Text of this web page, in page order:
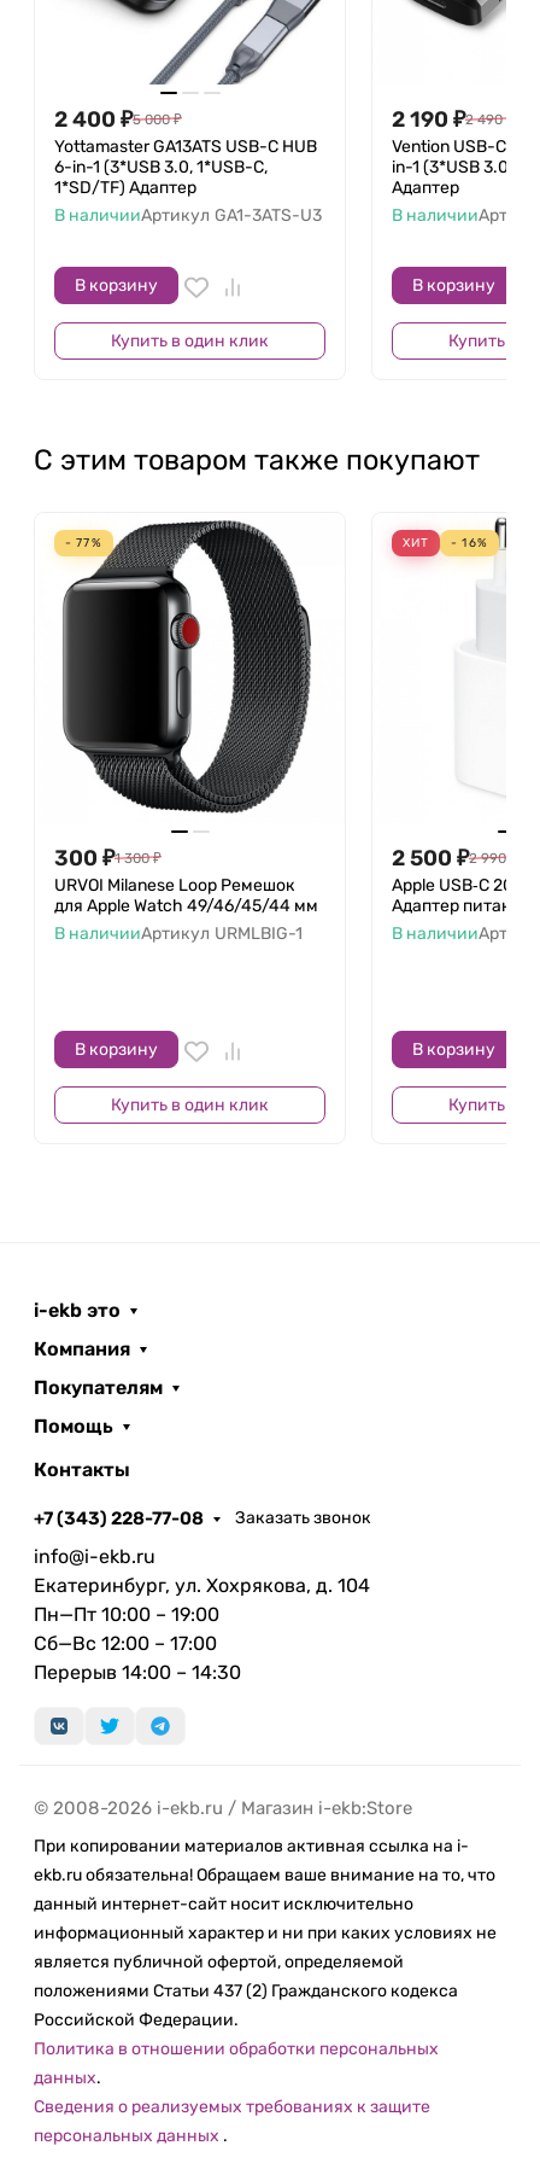
Совместимость: смартфоны с поддержкой
беспроводной зарядки, Apple Watch (Series 1-
5), AirPods и их аналоги
2 400 ₽5 000 ₽
Yottamaster GA13ATS USB-C HUB
6-in-1 (3*USB 3.0, 1*USB-C,
1*SD/TF) Адаптер
В наличииАртикул GA1-3ATS-U3
В корзину
Купить в один клик
2 190 ₽2 490
Vention USB-C
in-1 (3*USB 3.0,
Адаптер
В наличии
В корзину
Купить в
С этим товаром также покупают
- 77%
300 ₽1 300 ₽
URVOI Milanese Loop Ремешок
для Apple Watch 49/46/45/44 мм
В наличииАртикул URMLBIG-1
В корзину
Купить в один клик
ХИТ - 16%
2 500 ₽2 990
Apple USB‑C 20
Адаптер питания
В наличии
В корзину
Купить в
i-ekb это
Компания
Покупателям
Помощь
Контакты
+7 (343) 228-77-08 Заказать звонок
info@i-ekb.ru
Екатеринбург, ул. Хохрякова, д. 104
Пн—Пт 10:00 – 19:00
Сб—Вс 12:00 – 17:00
Перерыв 14:00 – 14:30
© 2008-2026 i-ekb.ru / Магазин i-ekb:Store
При копировании материалов активная ссылка на i-
ekb.ru обязательна! Обращаем ваше внимание на то, что
данный интернет-сайт носит исключительно
информационный характер и ни при каких условиях не
является публичной офертой, определяемой
положениями Статьи 437 (2) Гражданского кодекса
Российской Федерации.
Политика в отношении обработки персональных
данных.
Сведения о реализуемых требованиях к защите
персональных данных .